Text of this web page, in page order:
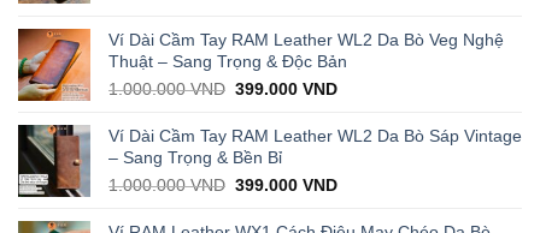
was:
1.000.000 VND.
is:
429.000 VND.
Ví Dài Cầm Tay RAM Leather WL2 Da Bò Veg Nghệ
Thuật – Sang Trọng & Độc Bản
1.000.000VND Original
was:
1.000.000 VND.
399.000VNDCurrent
is:
Ví Dài Cầm Tay RAM Leather WL2 Da Bò Sáp Vintage
– Sang Trọng & Bền Bỉ
1.000.000VND Original
was:
399.000VNDCurrent
is: